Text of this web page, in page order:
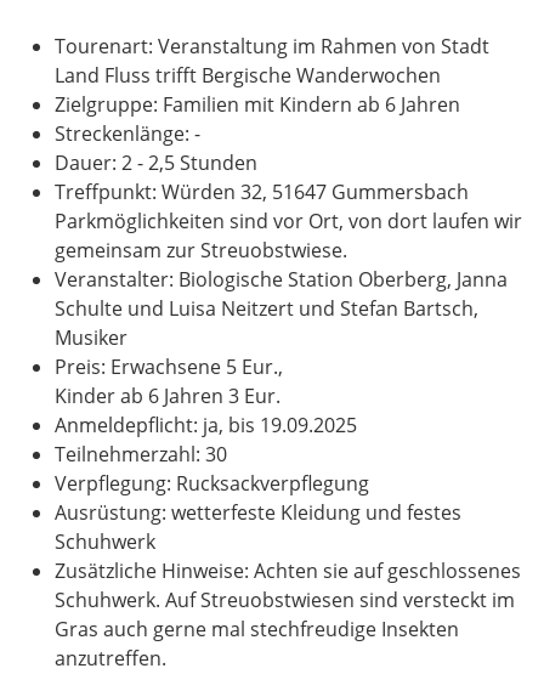
Tourenart: Veranstaltung im Rahmen von Stadt
Land Fluss trifft Bergische Wanderwochen
Zielgruppe: Familien mit Kindern ab 6 Jahren
Streckenlänge: -
Dauer: 2 - 2,5 Stunden
Treffpunkt: Würden 32, 51647 Gummersbach
Parkmöglichkeiten sind vor Ort, von dort laufen wir
gemeinsam zur Streuobstwiese.
Veranstalter: Biologische Station Oberberg, Janna
Schulte und Luisa Neitzert und Stefan Bartsch,
Musiker
Preis: Erwachsene 5 Eur.,
Kinder ab 6 Jahren 3 Eur.
Anmeldepflicht: ja, bis 19.09.2025
Teilnehmerzahl: 30
Verpflegung: Rucksackverpflegung
Ausrüstung: wetterfeste Kleidung und festes
Schuhwerk
Zusätzliche Hinweise: Achten sie auf geschlossenes
Schuhwerk. Auf Streuobstwiesen sind versteckt im
Gras auch gerne mal stechfreudige Insekten
anzutreffen.